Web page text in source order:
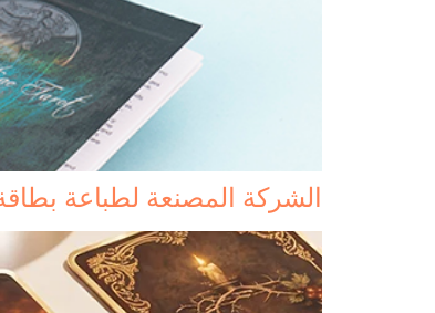
الشركة المصنعة لطباعة